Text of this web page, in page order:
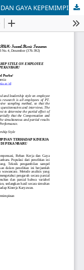
PENGARUH KOMPENSASI, BEBAN KERJA DAN GAYA KEPEMIMPINAN TERHADAP KINERJA KARYAWAN DI PT. GLOBAL INTI AGRO DI PEKANBARU